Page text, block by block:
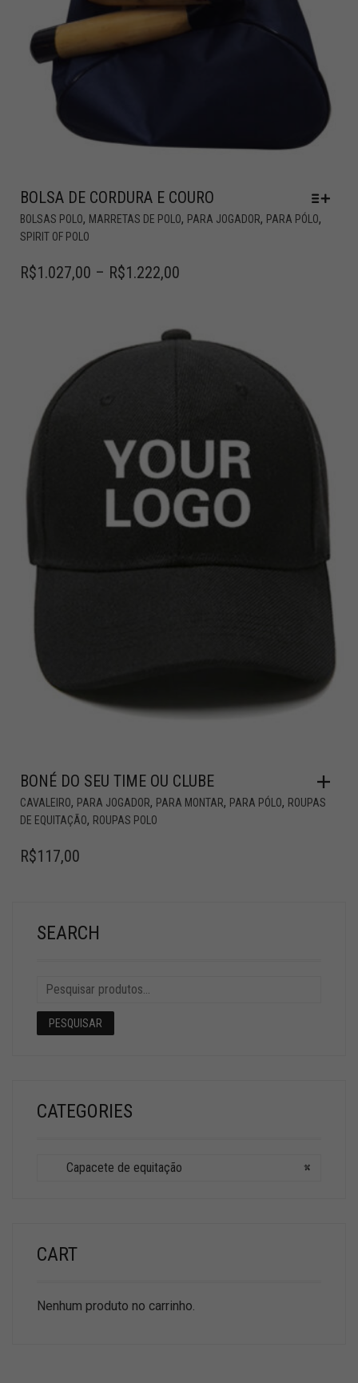
BOLSA DE CORDURA E COURO
BOLSAS POLO, MARRETAS DE POLO, PARA JOGADOR, PARA PÓLO,
SPIRIT OF POLO
R$1.027,00 – R$1.222,00
BONÉ DO SEU TIME OU CLUBE
CAVALEIRO, PARA JOGADOR, PARA MONTAR, PARA PÓLO, ROUPAS
DE EQUITAÇÃO, ROUPAS POLO
R$117,00
SEARCH
PESQUISAR
CATEGORIES
×
Capacete de equitação
CART
Nenhum produto no carrinho.